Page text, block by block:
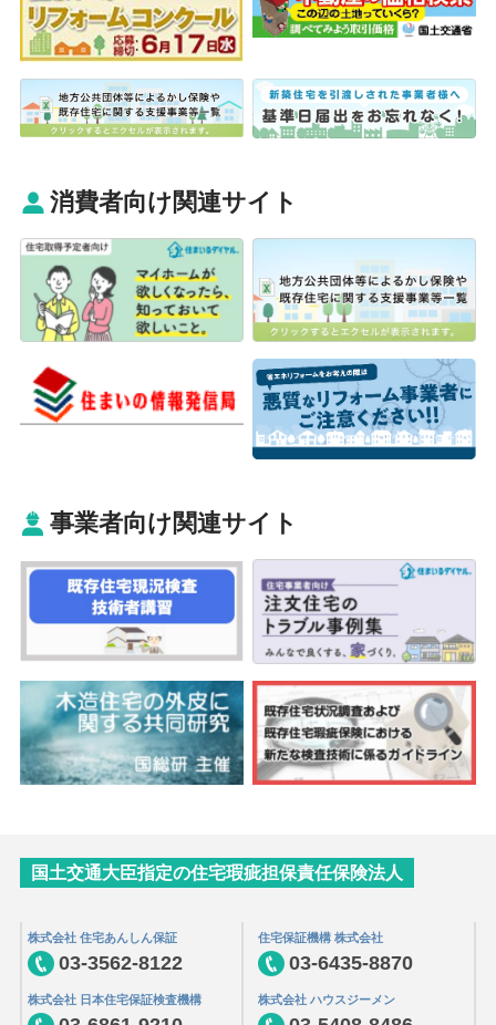
消費者向け関連サイト
事業者向け関連サイト
国土交通大臣指定の住宅瑕疵担保責任保険法人
株式会社 住宅あんしん保証
03-3562-8122
住宅保証機構 株式会社
03-6435-8870
株式会社 日本住宅保証検査機構 株式会社 ハウスジーメン